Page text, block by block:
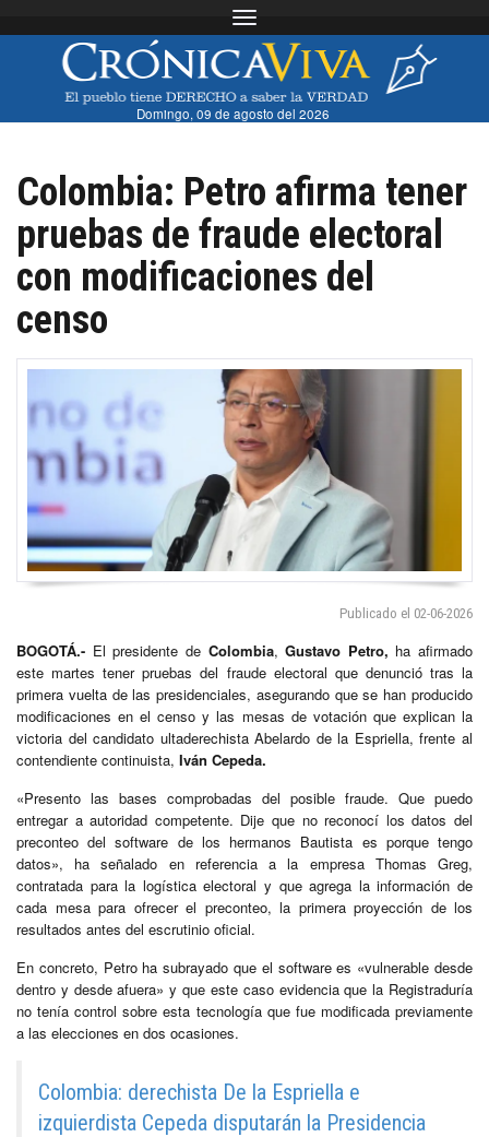
Toggle navigation
Domingo, 09 de agosto del 2026
Colombia: Petro afirma tener
pruebas de fraude electoral
con modificaciones del
censo
Publicado el 02-06-2026
BOGOTÁ.- El presidente de Colombia,Gustavo Petro, ha afirmado
este martes tener pruebas del fraude electoral que denunció tras la
primera vuelta de las presidenciales, asegurando que se han producido
modificaciones en el censo y las mesas de votación que explican la
victoria del candidato ultaderechista Abelardo de la Espriella, frente al
contendiente continuista, Iván Cepeda.
«Presento las bases comprobadas del posible fraude. Que puedo
entregar a autoridad competente. Dije que no reconocí los datos del
preconteo del software de los hermanos Bautista es porque tengo
datos», ha señalado en referencia a la empresa Thomas Greg,
contratada para la logística electoral y que agrega la información de
cada mesa para ofrecer el preconteo, la primera proyección de los
resultados antes del escrutinio oficial.
En concreto, Petro ha subrayado que el software es «vulnerable desde
dentro y desde afuera» y que este caso evidencia que la Registraduría
no tenía control sobre esta tecnología que fue modificada previamente
a las elecciones en dos ocasiones.
Colombia: derechista De la Espriella e
izquierdista Cepeda disputarán la Presidencia